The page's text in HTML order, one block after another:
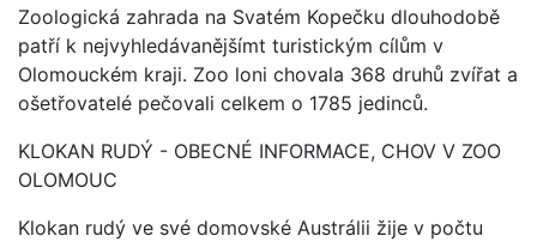
Zoologická zahrada na Svatém Kopečku dlouhodobě
patří k nejvyhledávanějšímt turistickým cílům v
Olomouckém kraji. Zoo loni chovala 368 druhů zvířat a
ošetřovatelé pečovali celkem o 1785 jedinců.
KLOKAN RUDÝ - OBECNÉ INFORMACE, CHOV V ZOO
OLOMOUC
Klokan rudý ve své domovské Austrálii žije v počtu